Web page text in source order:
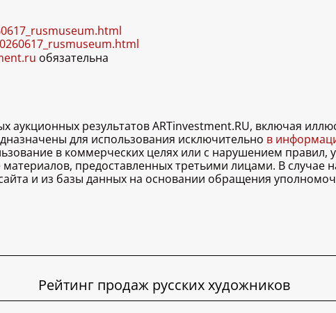
обязательна
аукционных результатов ARTinvestment.RU, включая
для использования исключительно в
в коммерческих целях или с нарушением правил,
предоставленных третьими лицами. В случае
и из базы данных на основании обращения
Рейтинг продаж русских художников